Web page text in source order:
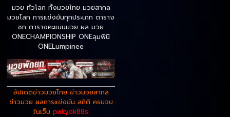
มวย ทั่วโลก ทั้งมวยไทย มวยสากล
มวยโลก การแข่งขันทุกประเภท ตาราง
ชก ตารางคะแนนมวย ผล มวย
ONECHAMPIONSHIP ONEลุมพินี
ONELumpinee
อัปเดตข่าวมวยไทย ข่าวมวยสากล
ข่าวมวย ผลการแข่งขัน สถิติ ครบจบ
ในเว็บ pakyok88s